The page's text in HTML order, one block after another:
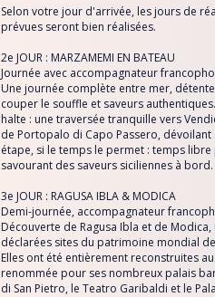
Selon votre jour d'arrivée, les jours de
prévues seront bien réalisées.
2e JOUR : MARZAMEMI EN BATEAU
Journée avec accompagnateur
Une journée complète entre mer,
couper le souffle et saveurs
halte : une traversée tranquille vers
de Portopalo di Capo Passero,
étape, si le temps le permet : temps
savourant des saveurs siciliennes à bord.
3e JOUR : RAGUSA IBLA & MODICA
Demi-journée, accompagnateur
Découverte de Ragusa Ibla et de
déclarées sites du patrimoine mondial
Elles ont été entièrement reconstruites
renommée pour ses nombreux palais
di San Pietro, le Teatro Garibaldi et le